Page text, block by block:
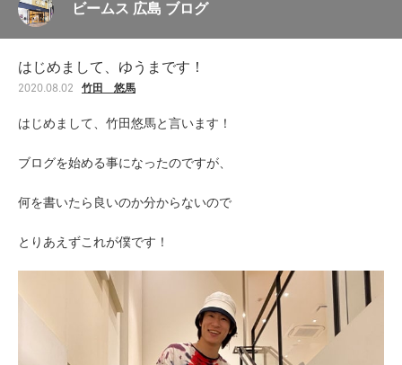
ビームス 広島 ブログ
はじめまして、ゆうまです！
2020.08.02 竹田 悠馬
はじめまして、竹田悠馬と言います！
ブログを始める事になったのですが、
何を書いたら良いのか分からないので
とりあえずこれが僕です！